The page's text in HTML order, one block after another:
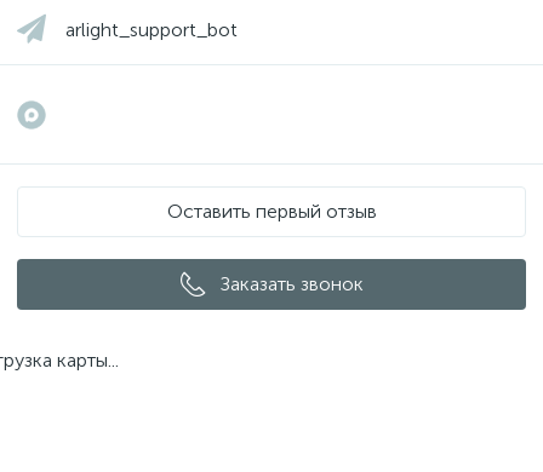
arlight_support_bot
Оставить первый отзыв
Заказать звонок
карты...